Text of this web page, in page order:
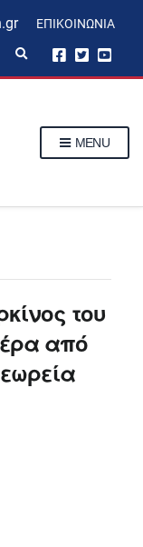
ΕΠΙΚΟΙΝΩΝΊΑ
p
MENU
του
από